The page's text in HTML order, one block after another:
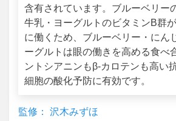
含有されています。ブルーベリー
牛乳・ヨーグルトのビタミンB群
に働くため、ブルーベリー・にん
ーグルトは眼の働きを高める食べ
ントシアニンもβ‐カロテンも高い
細胞の酸化予防に有効です。
監修： 沢木みずほ